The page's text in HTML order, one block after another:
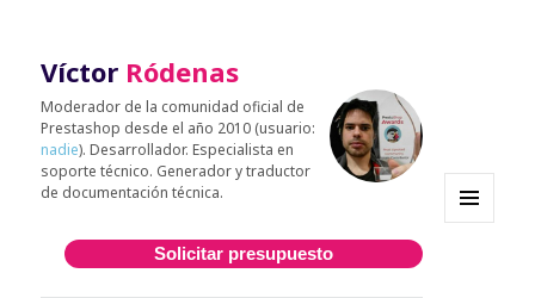
Víctor Ródenas
Moderador de la comunidad oficial de
Prestashop desde el año 2010 (usuario:
nadie). Desarrollador. Especialista en
soporte técnico. Generador y traductor
de documentación técnica.
Solicitar presupuesto